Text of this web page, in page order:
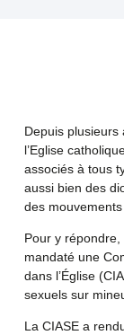
Depuis plusieurs
l’Eglise
associés à tous
aussi bien des
des mouvements
Pour y
mandaté une
dans l’Église
sexuels sur
La CIASE a